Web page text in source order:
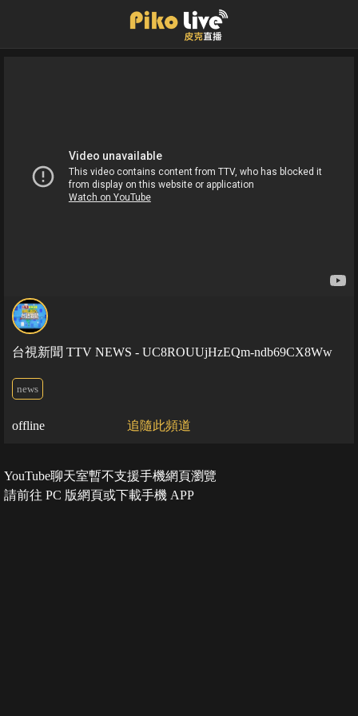
台視新聞 TTV NEWS - UC8ROUUjHzEQm-ndb69CX8Ww
news
offline 追隨此頻道
YouTube聊天室暫不支援手機網頁瀏覽
請前往 PC 版網頁或下載手機 APP